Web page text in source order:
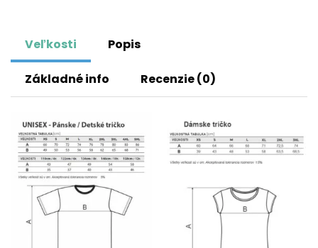
Veľkosti Popis
Základné info Recenzie (0)